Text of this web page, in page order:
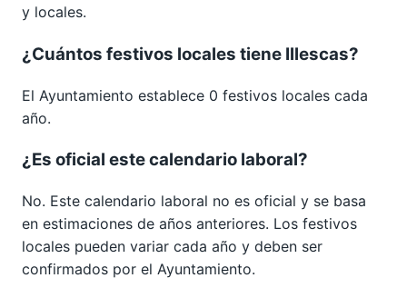
y locales.
¿Cuántos festivos locales tiene Illescas?
El Ayuntamiento establece 0 festivos locales cada
año.
¿Es oficial este calendario laboral?
No. Este calendario laboral no es oficial y se basa
en estimaciones de años anteriores. Los festivos
locales pueden variar cada año y deben ser
confirmados por el Ayuntamiento.